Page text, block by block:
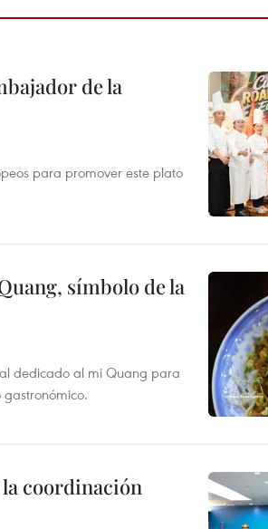
de la
para promover este plato
símbolo de la
dedicado al mi Quang para
coordinación